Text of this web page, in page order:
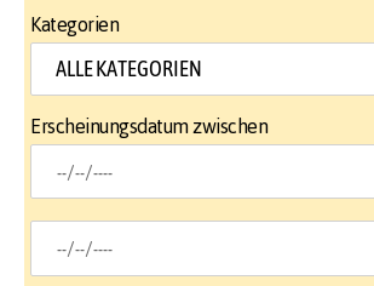
Kategorien
Erscheinungsdatum zwischen